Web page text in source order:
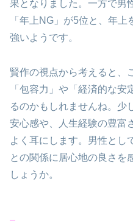
果となりました。一方で男
「年上NG」が5位と、年
強いようです。
賢作の視点から考えると、
「包容力」や「経済的な
るのかもしれませんね。少
安心感や、人生経験の豊富
よく耳にします。男性とし
との関係に居心地の良さを
しょうか。